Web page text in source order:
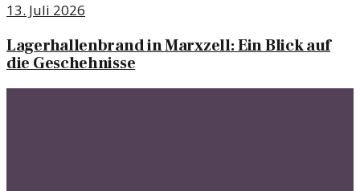
13. Juli 2026
Lagerhallenbrand in Marxzell: Ein Blick auf
die Geschehnisse